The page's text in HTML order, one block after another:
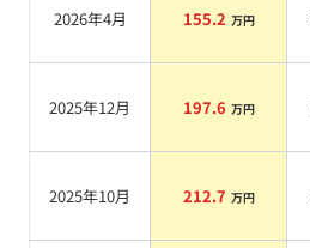
2026年4月 155.2 万円
2025年12月 197.6 万円
2025年10月 212.7 万円